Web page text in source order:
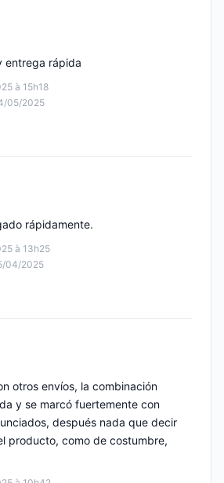
à 15h18
05/2025
entrega rápida
à 13h25
04/2025
rápidamente.
otros envíos, la combinación
y se marcó fuertemente con
después nada que decir
producto, como de costumbre,